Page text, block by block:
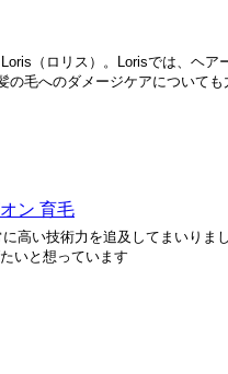
（ロリス）。Lorisでは、ヘ
の毛へのダメージケアについて
ン 育毛
高い技術力を追及してまいりま
いと想っています